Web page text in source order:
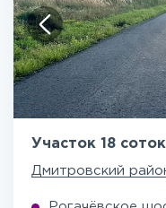
Участок 18
Дмитровский